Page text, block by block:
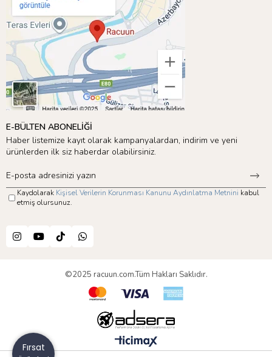
E-BÜLTEN ABONELİĞİ
Haber listemize kayıt olarak kampanyalardan, indirim ve yeni
ürünlerden ilk siz haberdar olabilirsiniz.
Kaydolarak Kişisel Verilerin Korunması Kanunu Aydınlatma Metnini kabul
etmiş olursunuz.
©2025 racuun.com.Tüm Hakları Saklıdır.
Fırsat